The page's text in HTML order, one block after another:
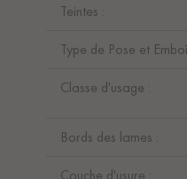
Teintes :
Type de Pose et
Classe d'usage :
Bords des lames :
Couche d'usure :